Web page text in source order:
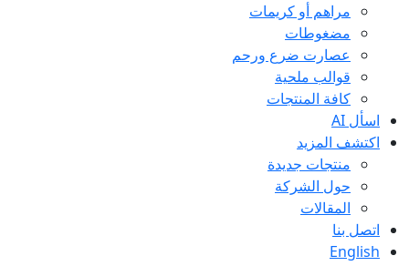
مراهم أو كريمات
مضغوطات
عصارت ضرع ورحم
قوالب ملحية
كافة المنتجات
اسأل AI
اكتشف المزيد
منتجات جديدة
حول الشركة
المقالات
اتصل بنا
English